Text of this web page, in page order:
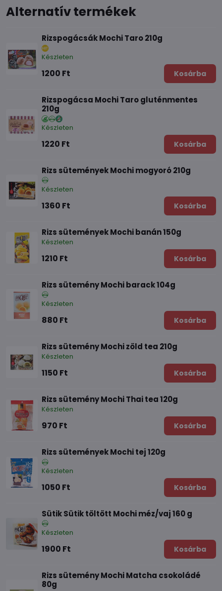
Alternatív termékek
Rizspogácsák Mochi Taro 210g
Készleten
1200 Ft Kosárba
Rizspogácsa Mochi Taro gluténmentes
210g
Készleten
1220 Ft Kosárba
Rizs sütemények Mochi mogyoró 210g
Készleten
1360 Ft Kosárba
Rizs sütemények Mochi banán 150g
Készleten
1210 Ft Kosárba
Rizs sütemény Mochi barack 104g
Készleten
880 Ft Kosárba
Rizs sütemény Mochi zöld tea 210g
Készleten
1150 Ft Kosárba
Rizs sütemény Mochi Thai tea 120g
Készleten
970 Ft Kosárba
Rizs sütemények Mochi tej 120g
Készleten
1050 Ft Kosárba
Sütik Sütik töltött Mochi méz/vaj 160 g
Készleten
1900 Ft Kosárba
Rizs sütemény Mochi Matcha csokoládé
80g